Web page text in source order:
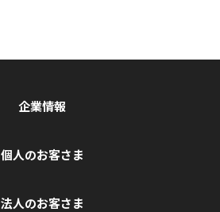
企業情報
個人のお客さま
法人のお客さま